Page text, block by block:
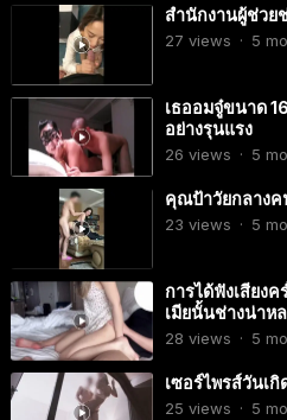
สำนักงานผู้ช่วย
27 views · 5
เธออมจู๋ขนาด
อย่างรุนแรง
26 views · 5
คุณป้าวัยกลางค
23 views · 5
การได้ฟังเสียง
เมียนั้นช่างน่าห
28 views · 5
เซอร์ไพรส์วันเ
25 views · 5